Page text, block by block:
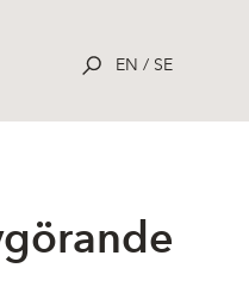
EN / SE